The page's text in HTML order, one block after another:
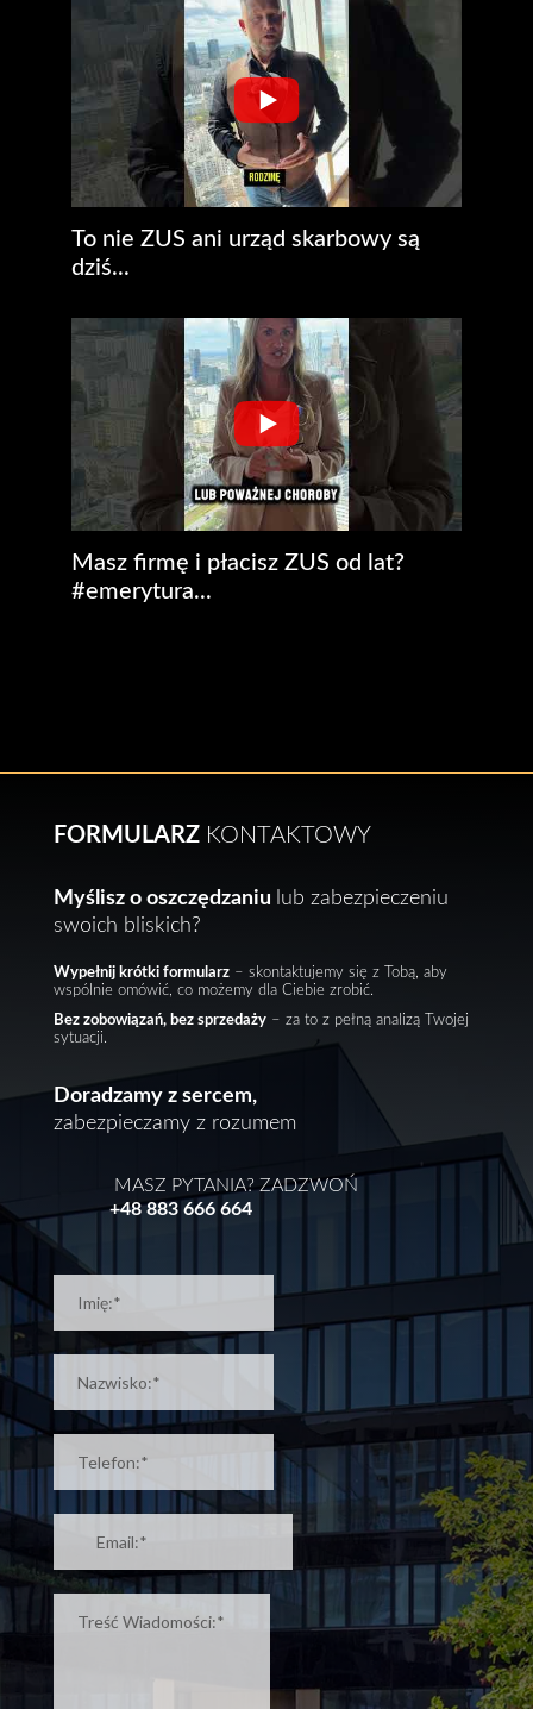
To nie ZUS ani urząd skarbowy są
dziś...
Masz firmę i płacisz ZUS od lat?
#emerytura...
FORMULARZ KONTAKTOWY
Myślisz o oszczędzaniu lub zabezpieczeniu
swoich bliskich?
Wypełnij krótki formularz– skontaktujemy się z Tobą, aby
wspólnie omówić, co możemy dla Ciebie zrobić.
Bez zobowiązań, bez sprzedaży– za to z pełną analizą Twojej
sytuacji.
Doradzamy z sercem,
zabezpieczamy z rozumem
MASZ PYTANIA? ZADZWOŃ
+48 883 666 664